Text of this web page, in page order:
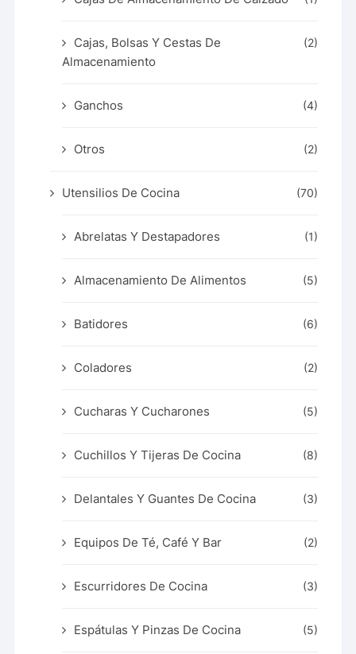
Cajas, Bolsas Y Cestas De
Almacenamiento
(2)
Ganchos (4)
Otros (2)
Utensilios De Cocina (70)
Abrelatas Y Destapadores (1)
Almacenamiento De Alimentos (5)
Batidores (6)
Coladores (2)
Cucharas Y Cucharones (5)
Cuchillos Y Tijeras De Cocina (8)
Delantales Y Guantes De Cocina (3)
Equipos De Té, Café Y Bar (2)
Escurridores De Cocina (3)
Espátulas Y Pinzas De Cocina (5)